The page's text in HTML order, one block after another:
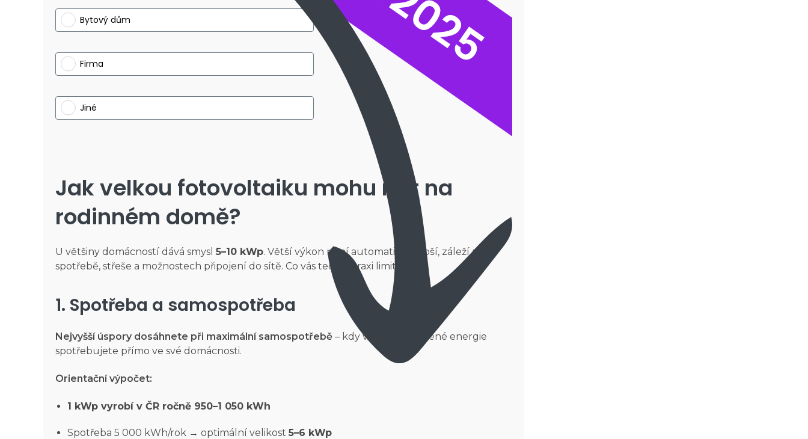
Bytový dům
Firma
Jiné
Jak velkou fotovoltaiku mohu mít na
rodinném domě?
U většiny domácností dává smysl 5–10 kWp. Větší výkon není automaticky lepší, záleží na
spotřebě, střeše a možnostech připojení do sítě. Co vás tedy v praxi limituje?
1. Spotřeba a samospotřeba
Nejvyšší úspory dosáhnete při maximální samospotřebě – kdy většinu vyrobené energie
spotřebujete přímo ve své domácnosti.
Orientační výpočet:
1 kWp vyrobí v ČR ročně 950–1 050 kWh
Spotřeba 5 000 kWh/rok → optimální velikost 5–6 kWp